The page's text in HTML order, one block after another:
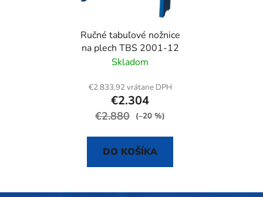
Ručné tabuľové nožnice
na plech TBS 2001-12
Skladom
€2.833,92 vrátane DPH
€2.304
€2.880 (–20 %)
DO KOŠÍKA